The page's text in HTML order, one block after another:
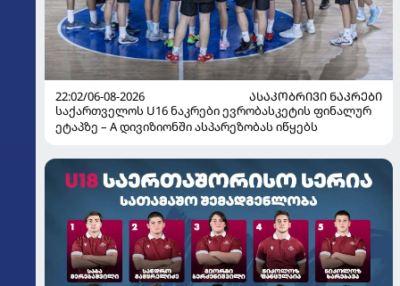
22:02/06-08-2026
ᲐᲡᲐᲙᲝᲑᲠᲘᲕᲘ ᲜᲐᲙᲠᲔᲑᲘ
საქართველოს U16 ნაკრები ევრობასკეტის ფინალურ
ეტაპზე – A დივიზიონში ასპარეზობას იწყებს